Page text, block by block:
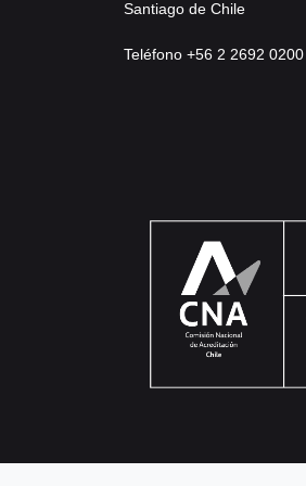
Santiago de Chile
Teléfono +56 2 2692 0200